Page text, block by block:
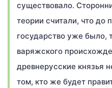
существовало.
теории считали, что до
государство уже было,
варяжского
древнерусские князья
том, кто же будет